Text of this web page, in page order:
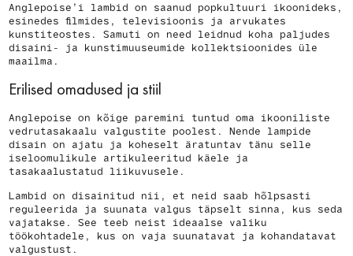
Anglepoise’i lambid on saanud popkultuuri ikoonideks,
esinedes filmides, televisioonis ja arvukates
kunstiteostes. Samuti on need leidnud koha paljudes
disaini- ja kunstimuuseumide kollektsioonides üle
maailma.
Erilised omadused ja stiil
Anglepoise on kõige paremini tuntud oma ikooniliste
vedrutasakaalu valgustite poolest. Nende lampide
disain on ajatu ja koheselt äratuntav tänu selle
iseloomulikule artikuleeritud käele ja
tasakaalustatud liikuvusele.
Lambid on disainitud nii, et neid saab hõlpsasti
reguleerida ja suunata valgus täpselt sinna, kus seda
vajatakse. See teeb neist ideaalse valiku
töökohtadele, kus on vaja suunatavat ja kohandatavat
valgustust.